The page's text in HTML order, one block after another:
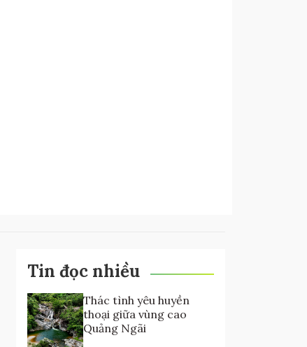
Tin đọc nhiều
Thác tình yêu huyền
thoại giữa vùng cao
Quảng Ngãi